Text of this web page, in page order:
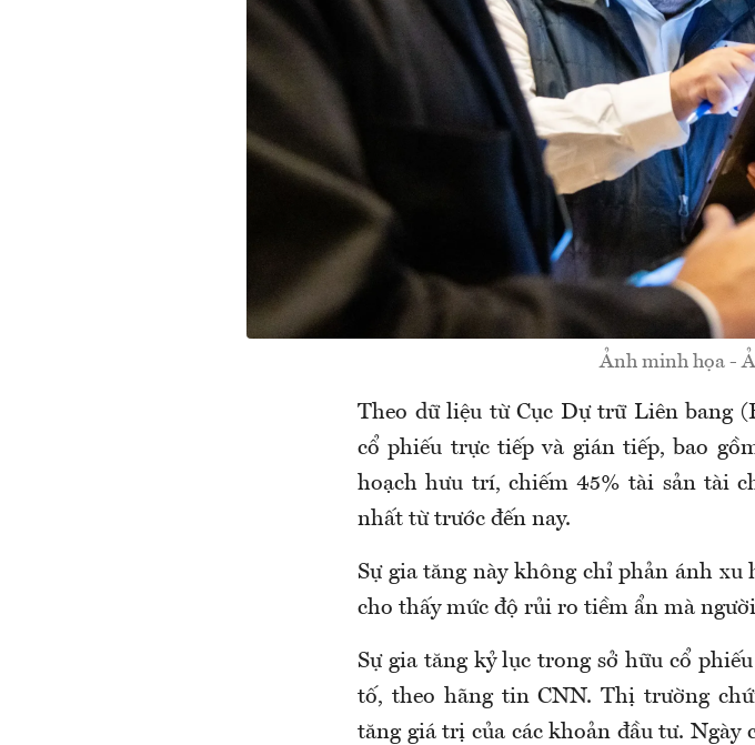
Ảnh minh họa -
Theo dữ liệu từ Cục Dự trữ Liên bang
cổ phiếu trực tiếp và gián tiếp, bao
hoạch hưu trí, chiếm 45% tài sản tài
nhất từ trước đến nay.
Sự gia tăng này không chỉ phản ánh
cho thấy mức độ rủi ro tiềm ẩn mà
Sự gia tăng kỷ lục trong sở hữu cổ
tố, theo hãng tin CNN. Thị trường
tăng giá trị của các khoản đầu tư.